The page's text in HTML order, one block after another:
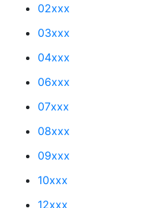
02xxx
03xxx
04xxx
06xxx
07xxx
08xxx
09xxx
10xxx
12xxx